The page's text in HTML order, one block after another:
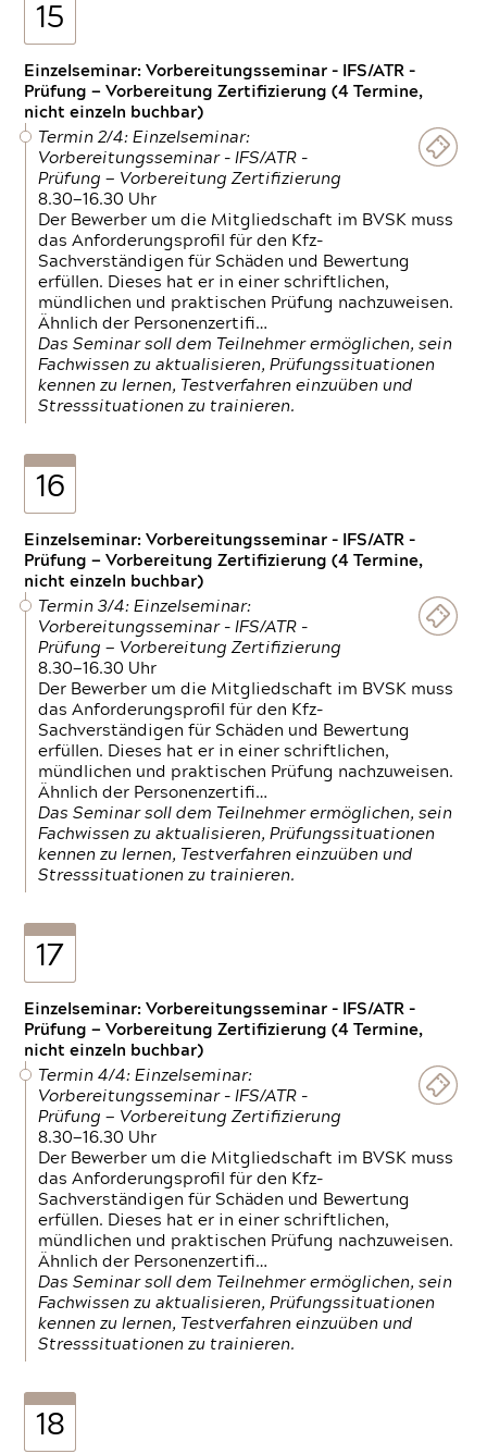
15
Einzelseminar: Vorbereitungsseminar - IFS/ATR -
Prüfung — Vorbereitung Zertifizierung (4 Termine,
nicht einzeln buchbar)
Termin 2/4: Einzelseminar:
Vorbereitungsseminar - IFS/ATR -
Prüfung — Vorbereitung Zertifizierung
8.30—16.30 Uhr
Der Bewerber um die Mitgliedschaft im BVSK muss
das Anforderungsprofil für den Kfz-
Sachverständigen für Schäden und Bewertung
erfüllen. Dieses hat er in einer schriftlichen,
mündlichen und praktischen Prüfung nachzuweisen.
Ähnlich der Personenzertifi…
Das Seminar soll dem Teilnehmer ermöglichen, sein
Fachwissen zu aktualisieren, Prüfungssituationen
kennen zu lernen, Testverfahren einzuüben und
Stresssituationen zu trainieren.
16
Einzelseminar: Vorbereitungsseminar - IFS/ATR -
Prüfung — Vorbereitung Zertifizierung (4 Termine,
nicht einzeln buchbar)
Termin 3/4: Einzelseminar:
Vorbereitungsseminar - IFS/ATR -
Prüfung — Vorbereitung Zertifizierung
8.30—16.30 Uhr
Der Bewerber um die Mitgliedschaft im BVSK muss
das Anforderungsprofil für den Kfz-
Sachverständigen für Schäden und Bewertung
erfüllen. Dieses hat er in einer schriftlichen,
mündlichen und praktischen Prüfung nachzuweisen.
Ähnlich der Personenzertifi…
Das Seminar soll dem Teilnehmer ermöglichen, sein
Fachwissen zu aktualisieren, Prüfungssituationen
kennen zu lernen, Testverfahren einzuüben und
Stresssituationen zu trainieren.
17
Einzelseminar: Vorbereitungsseminar - IFS/ATR -
Prüfung — Vorbereitung Zertifizierung (4 Termine,
nicht einzeln buchbar)
Termin 4/4: Einzelseminar:
Vorbereitungsseminar - IFS/ATR -
Prüfung — Vorbereitung Zertifizierung
8.30—16.30 Uhr
Der Bewerber um die Mitgliedschaft im BVSK muss
das Anforderungsprofil für den Kfz-
Sachverständigen für Schäden und Bewertung
erfüllen. Dieses hat er in einer schriftlichen,
mündlichen und praktischen Prüfung nachzuweisen.
Ähnlich der Personenzertifi…
Das Seminar soll dem Teilnehmer ermöglichen, sein
Fachwissen zu aktualisieren, Prüfungssituationen
kennen zu lernen, Testverfahren einzuüben und
Stresssituationen zu trainieren.
18